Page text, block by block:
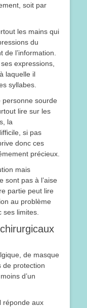
soit par
les mains qui
du
l’information.
expressions,
laquelle il
syllabes.
sourde
lire sur les
la
si pas
donc ces
précieux.
mais
sont pas à l’aise
partie peut lire
au problème
limites.
de masque
de protection
d’un
réponde aux